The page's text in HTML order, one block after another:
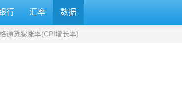
行 汇率 数据
通货膨涨率(CPI增长率)